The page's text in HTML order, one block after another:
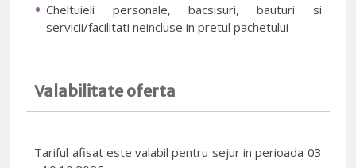
Cheltuieli personale, bacsisuri, bauturi si
servicii/facilitati neincluse in pretul pachetului
Valabilitate oferta
Tariful afisat este valabil pentru sejur in perioada 03